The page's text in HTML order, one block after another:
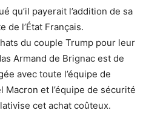
qu’il payerait l’addition de sa
de l’État Français.
du couple Trump pour leur
Armand de Brignac est de
avec toute l’équipe de
Macron et l’équipe de sécurité
cet achat coûteux.